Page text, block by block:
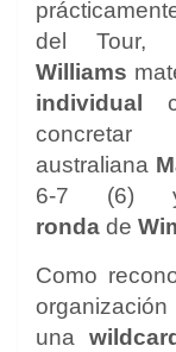
del Tour,
Williams
individual
australiana
6-7
ronda de
Como
una